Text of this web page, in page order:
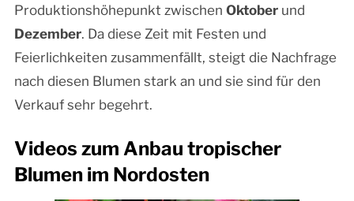
Produktionshöhepunkt zwischen Oktoberund
Dezember. Da diese Zeit mit Festen und
Feierlichkeiten zusammenfällt, steigt die Nachfrage
nach diesen Blumen stark an und sie sind für den
Verkauf sehr begehrt.
Videos zum Anbau tropischer
Blumen im Nordosten